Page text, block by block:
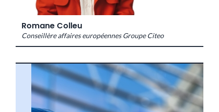
Romane Colleu
Conseillère affaires européennes Groupe Citeo